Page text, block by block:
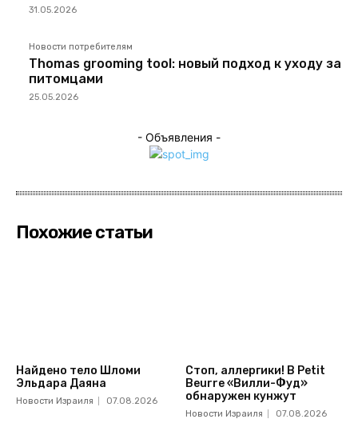
31.05.2026
Новости потребителям
Thomas grooming tool: новый подход к уходу за
питомцами
25.05.2026
- Объявления -
Похожие статьи
Найдено тело Шломи
Эльдара Даяна
Новости Израиля 07.08.2026
Стоп, аллергики! В Petit
Beurre «Вилли-Фуд»
обнаружен кунжут
Новости Израиля 07.08.2026